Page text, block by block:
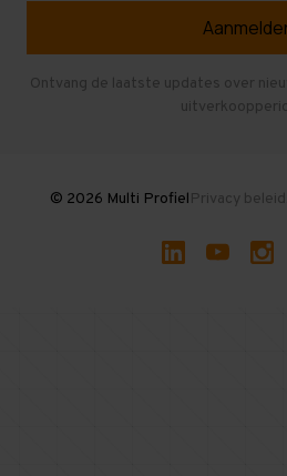
Gebruikte entresolvloeren
Ontvang de laatste updates over
© 2026 Multi ProfielPrivacy beleid